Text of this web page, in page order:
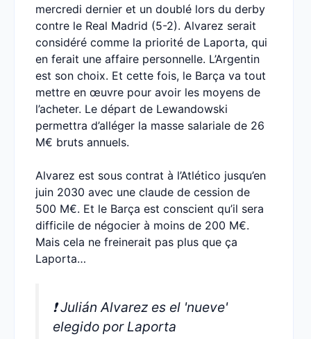
mercredi dernier et un doublé lors du derby
contre le Real Madrid (5-2). Alvarez serait
considéré comme la priorité de Laporta, qui
en ferait une affaire personnelle. L’Argentin
est son choix. Et cette fois, le Barça va tout
mettre en œuvre pour avoir les moyens de
l’acheter. Le départ de Lewandowski
permettra d’alléger la masse salariale de 26
M€ bruts annuels.
Alvarez est sous contrat à l’Atlético jusqu’en
juin 2030 avec une claude de cession de
500 M€. Et le Barça est conscient qu’il sera
difficile de négocier à moins de 200 M€.
Mais cela ne freinerait pas plus que ça
Laporta…
❗️ Julián Alvarez es el 'nueve'
elegido por Laporta